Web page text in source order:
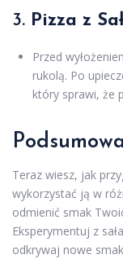
3. Pizza z
Przed
rukolą. Po
który sprawi, że
Teraz wiesz, jak
wykorzystać ją w
odmienić smak
Eksperymentuj z
odkrywaj nowe